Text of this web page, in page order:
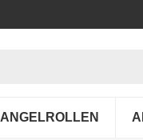
ANGELROLLEN